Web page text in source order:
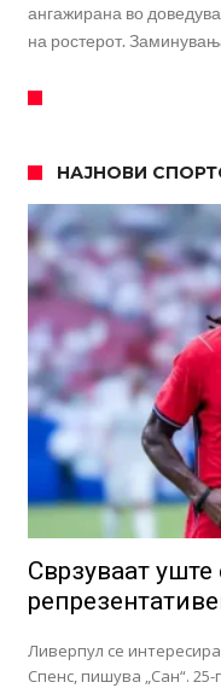
ангажирана во
на ростерот.
НАЈНОВИ
Сврзуваат
Ливерпул се
Спенс, пишува „Сан“.